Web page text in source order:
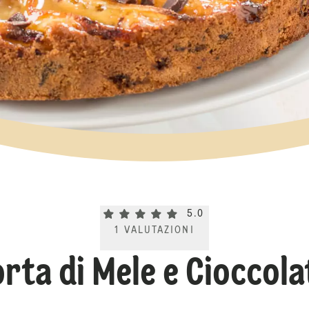
Current rating 5.0. Click to rate.
5.0
1
VALUTAZIONI
di Mele e